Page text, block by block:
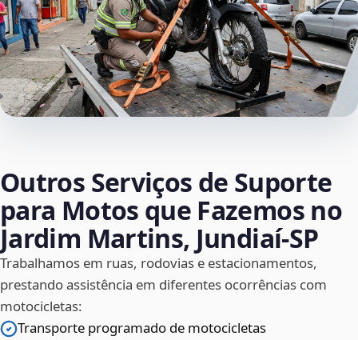
Outros Serviços de Suporte
para Motos que Fazemos no
Jardim Martins, Jundiaí‑SP
Trabalhamos em ruas, rodovias e estacionamentos,
prestando assistência em diferentes ocorrências com
motocicletas:
Transporte programado de motocicletas